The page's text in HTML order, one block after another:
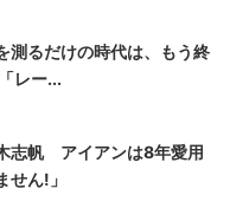
測るだけの時代は、もう終
レー...
志帆 アイアンは8年愛用
せん!」